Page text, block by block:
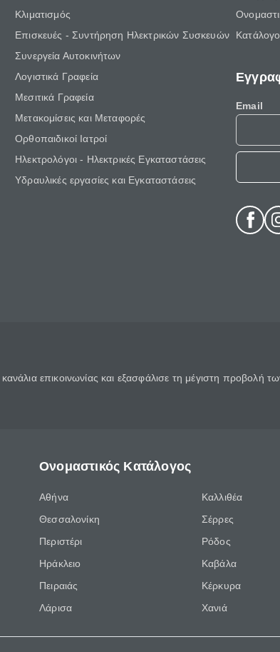
Κλιματισμός
Επισκευές - Συντήρηση Ηλεκτρικών Συσκευών
Συνεργεία Αυτοκινήτων
Λογιστικά Γραφεία
Μεσιτικά Γραφεία
Μετακομίσεις και Μεταφορές
Ορθοπαιδικοί Ιατροί
Ηλεκτρολόγοι - Ηλεκτρικές Εγκαταστάσεις
Υδραυλικές εργασίες και Εγκαταστάσεις
Email
επικοινωνίας και εξασφάλισε τη μέγιστη προβολή
Ονομαστικός Κατάλογος
Αθήνα
Θεσσαλονίκη
Περιστέρι
Ηράκλειο
Πειραιάς
Λάρισα
Καλλιθέα
Σέρρες
Ρόδος
Καβάλα
Κέρκυρα
Χανιά